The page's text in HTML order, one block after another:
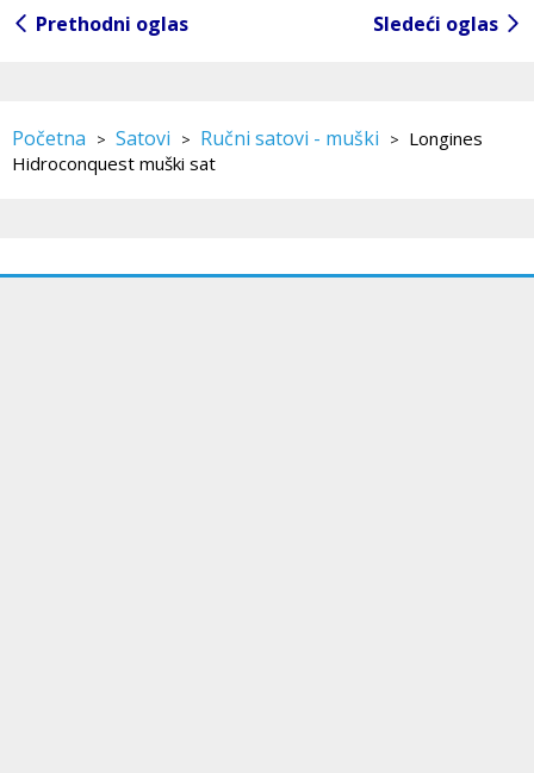
Prethodni oglas Sledeći oglas
Početna > Satovi > Ručni satovi - muški > Longines
Hidroconquest muški sat